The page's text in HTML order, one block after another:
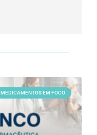
MEDICAMENTOS EM FOCO